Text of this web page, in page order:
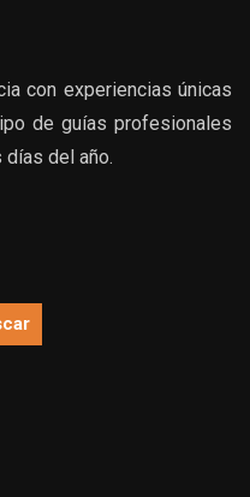
con experiencias únicas
de guías profesionales
del año.